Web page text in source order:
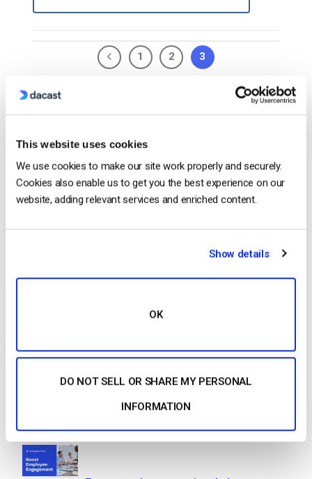
This website uses cookies
We use cookies to make our site work properly and securely.
Cookies also enable us to get you the best experience on our
website, adding relevant services and enriched content.
Show details
OK
DO NOT SELL OR SHARE MY PERSONAL
INFORMATION
1 2 3
Search
Recent
Ventajas, desventajas y cómo funciona
by Max Wilbert
de los medios en streaming
August 4, 2026